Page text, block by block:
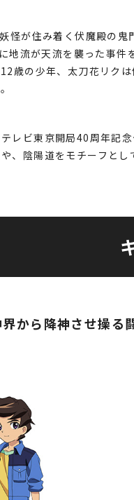
怪が住み着く伏魔殿の
流が天流を襲った事
歳の少年、太刀花リク
レビ東京開局40周年記
、陰陽道をモチーフと
から降神させ操